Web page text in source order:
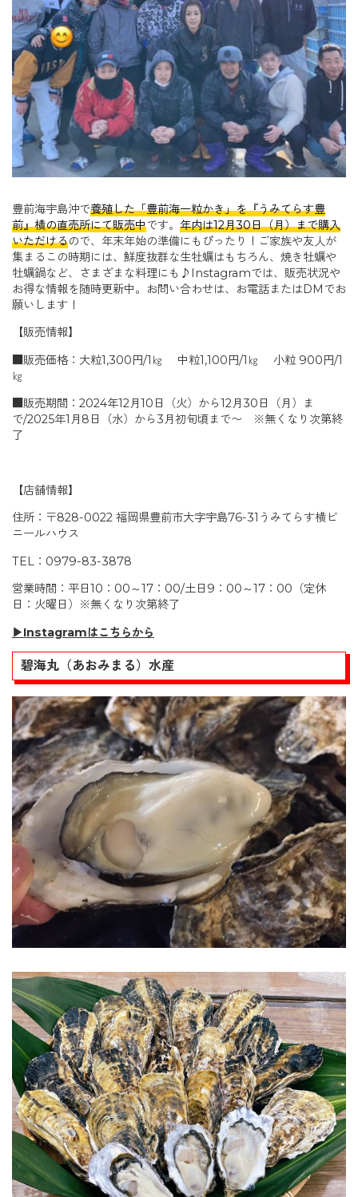
豊前海宇島沖で養殖した「豊前海一粒かき」を『うみてらす豊
前』横の直売所にて販売中です。 年内は12月30日（月）まで購入
いただけるので、年末年始の準備にもぴったり！ご家族や友人が
集まるこの時期には、鮮度抜群な生牡蠣はもちろん、焼き牡蠣や
牡蠣鍋など、さまざまな料理にも♪Instagramでは、販売状況や
お得な情報を随時更新中。お問い合わせは、お電話またはDMでお
願いします！
【販売情報】
■販売価格：大粒1,300円/1㎏ 中粒1,100円/1㎏ 小粒 900円/1
㎏
■販売期間：2024年12月10日（火）から12月30日（月）ま
で/2025年1月8日（水）から3月初旬頃まで〜 ※無くなり次第終
了
【店舗情報】
住所：〒828-0022 福岡県豊前市大字宇島76-31うみてらす横ビ
ニールハウス
TEL：0979-83-3878
営業時間：平日10：00～17：00/土日9：00～17：00（定休
日：火曜日）※無くなり次第終了
▶Instagramはこちらから
碧海丸（あおみまる）水産